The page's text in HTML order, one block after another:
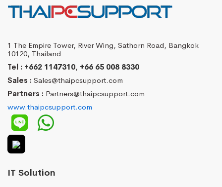
1 The Empire Tower, River Wing, Sathorn Road, Bangkok
10120, Thailand
Tel : +662 1147310, +66 65 008 8330
Sales : Sales@thaipcsupport.com
Partners : Partners@thaipcsupport.com
www.thaipcsupport.com
IT Solution